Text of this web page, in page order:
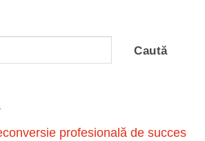
Caută
profesională de succes